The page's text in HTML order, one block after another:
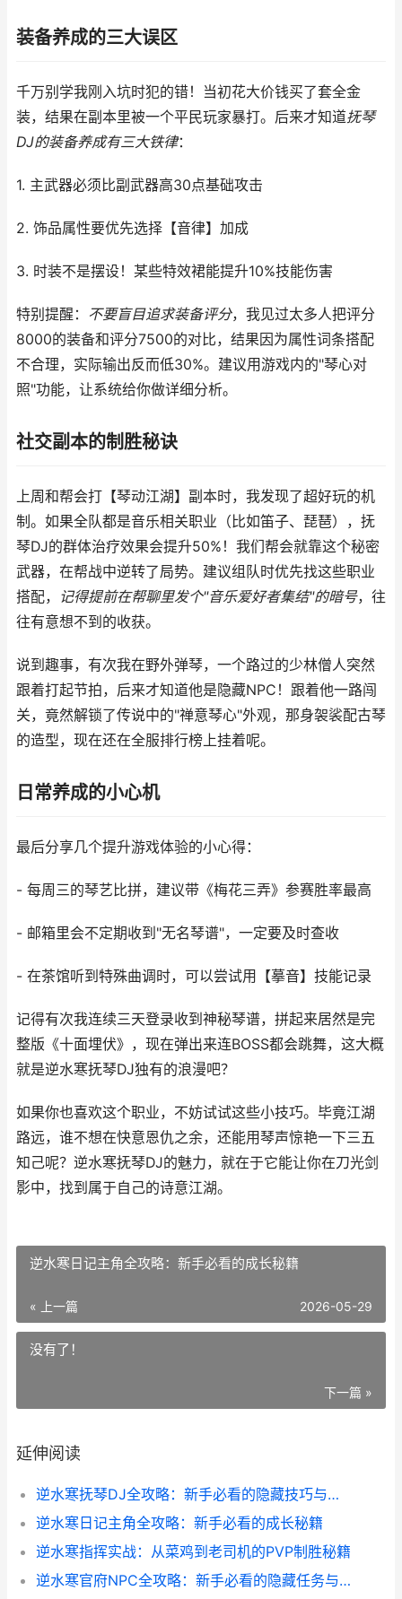
装备养成的三大误区
千万别学我刚入坑时犯的错！当初花大价钱买了套全金
装，结果在副本里被一个平民玩家暴打。后来才知道抚琴
DJ的装备养成有三大铁律：
1. 主武器必须比副武器高30点基础攻击
2. 饰品属性要优先选择【音律】加成
3. 时装不是摆设！某些特效裙能提升10%技能伤害
特别提醒： 不要盲目追求装备评分，我见过太多人把评分
8000的装备和评分7500的对比，结果因为属性词条搭配
不合理，实际输出反而低30%。建议用游戏内的"琴心对
照"功能，让系统给你做详细分析。
社交副本的制胜秘诀
上周和帮会打【琴动江湖】副本时，我发现了超好玩的机
制。如果全队都是音乐相关职业（比如笛子、琵琶），抚
琴DJ的群体治疗效果会提升50%！我们帮会就靠这个秘密
武器，在帮战中逆转了局势。建议组队时优先找这些职业
搭配，
记得提前在帮聊里发个"音乐爱好者集结"的暗号，往
往有意想不到的收获。
说到趣事，有次我在野外弹琴，一个路过的少林僧人突然
跟着打起节拍，后来才知道他是隐藏NPC！跟着他一路闯
关，竟然解锁了传说中的"禅意琴心"外观，那身袈裟配古琴
的造型，现在还在全服排行榜上挂着呢。
日常养成的小心机
最后分享几个提升游戏体验的小心得：
- 每周三的琴艺比拼，建议带《梅花三弄》参赛胜率最高
- 邮箱里会不定期收到"无名琴谱"，一定要及时查收
- 在茶馆听到特殊曲调时，可以尝试用【摹音】技能记录
记得有次我连续三天登录收到神秘琴谱，拼起来居然是完
整版《十面埋伏》，现在弹出来连BOSS都会跳舞，这大概
就是逆水寒抚琴DJ独有的浪漫吧？
如果你也喜欢这个职业，不妨试试这些小技巧。毕竟江湖
路远，谁不想在快意恩仇之余，还能用琴声惊艳一下三五
知己呢？逆水寒抚琴DJ的魅力，就在于它能让你在刀光剑
影中，找到属于自己的诗意江湖。
逆水寒日记主角全攻略：新手必看的成长秘籍
« 上一篇 2026-05-29
没有了！
下一篇 »
延伸阅读
逆水寒抚琴DJ全攻略：新手必看的隐藏技巧与误区
逆水寒日记主角全攻略：新手必看的成长秘籍
逆水寒指挥实战：从菜鸡到老司机的PVP制胜秘籍
逆水寒官府NPC全攻略：新手必看的隐藏任务与互动技巧